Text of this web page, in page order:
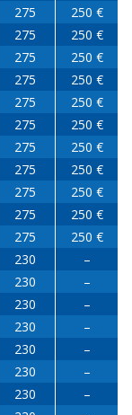
275
250 €
275
250 €
275
250 €
275
250 €
275
250 €
275
250 €
275
250 €
275
250 €
275
250 €
275
250 €
275
250 €
230
–
230
–
230
–
230
–
230
–
230
–
230
–